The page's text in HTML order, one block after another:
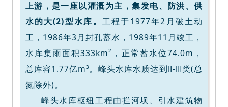
上游，是一座以灌溉为主，集发电、防洪、供
水的大(2)型水库。 工程于1977年2月破土动
工，1986年3月封孔蓄水，1989年11月竣工，
水库集雨面积333km²，正常蓄水位74.0m，
总库容1.77亿m³。峰头水库水质达到Ⅱ-Ⅲ类(总
氮除外)。
峰头水库枢纽工程由拦河坝、引水建筑物